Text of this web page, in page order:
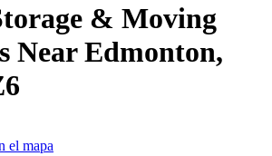
& Moving
NearEdmonton,
el mapa